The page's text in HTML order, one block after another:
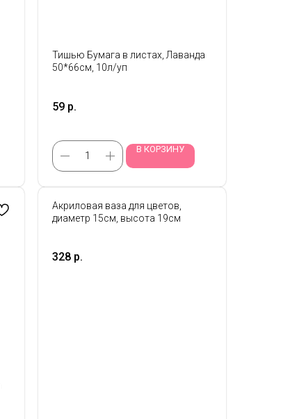
Тишью Бумага в листах, Лаванда
50*66см, 10л/уп
59 р.
В КОРЗИНУ
Акриловая ваза для цветов,
диаметр 15см, высота 19см
328 р.